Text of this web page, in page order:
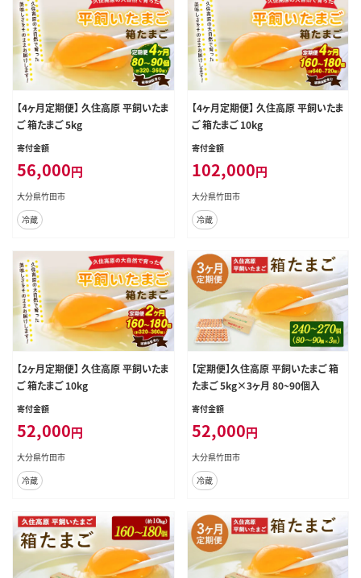
【4ヶ月定期便】 久住高原 平飼いたま
ご 箱たまご 5kg
寄付金額
56,000円
大分県竹田市
冷蔵
【4ヶ月定期便】 久住高原 平飼いたま
ご 箱たまご 10kg
寄付金額
102,000円
大分県竹田市
冷蔵
【2ヶ月定期便】 久住高原 平飼いたま
ご 箱たまご 10kg
寄付金額
52,000円
大分県竹田市
冷蔵
【定期便】久住高原 平飼いたまご 箱
たまご 5kg×3ヶ月 80~90個入
寄付金額
52,000円
大分県竹田市
冷蔵